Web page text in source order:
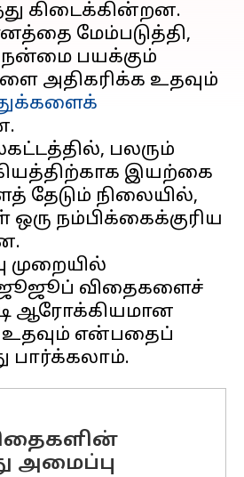
கிடைக்கின்றன.
மேம்படுத்தி,
நன்மை பயக்கும்
அதிகரிக்க உதவும்
பலரும்
இயற்கை
தேடும் நிலையில்,
நம்பிக்கைக்குரிய
விதைகளைச்
ஆரோக்கியமான
உதவும் என்பதைப்
அமைப்பு